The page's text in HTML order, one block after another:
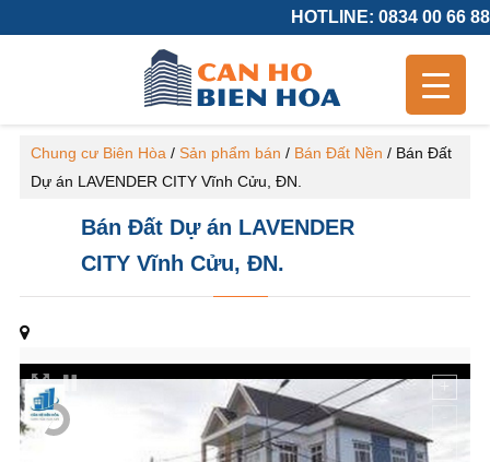
HOTLINE: 0834 00 66 88
Chung cư Biên Hòa / Sản phẩm bán / Bán Đất Nền / Bán Đất
Dự án LAVENDER CITY Vĩnh Cửu, ĐN.
Bán Đất Dự án LAVENDER
CITY Vĩnh Cửu, ĐN.